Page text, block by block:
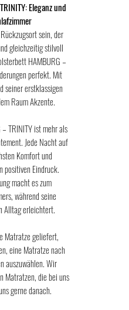
Eleganz und
sein, der
gleichzeitig stilvoll
HAMBURG –
perfekt. Mit
seiner erstklassigen
Raum Akzente.
TRINITY ist mehr als
Jede Nacht auf
Komfort und
positiven Eindruck.
macht es zum
während seine
Alltag erleichtert.
Matratze geliefert,
eine Matratze nach
auszuwählen. Wir
Matratzen, die bei uns
gerne danach.